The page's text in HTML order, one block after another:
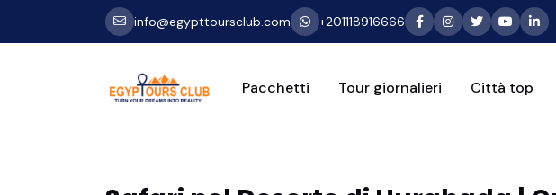
info@egypttoursclub.com +201118916666
Pacchetti Tour giornalieri Città top